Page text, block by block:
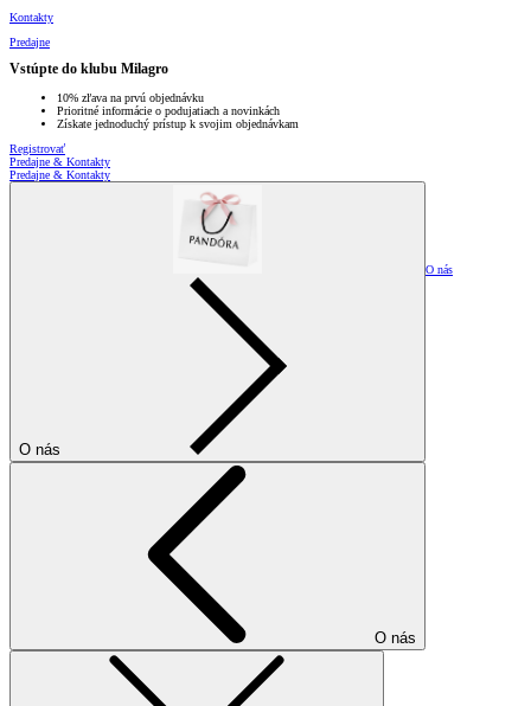
Kontakty
Predajne
Vstúpte do klubu Milagro
10% zľava na prvú objednávku
Prioritné informácie o podujatiach a novinkách
Získate jednoduchý prístup k svojim objednávkam
Registrovať
Predajne & Kontakty
Predajne & Kontakty
O nás
O nás
O nás